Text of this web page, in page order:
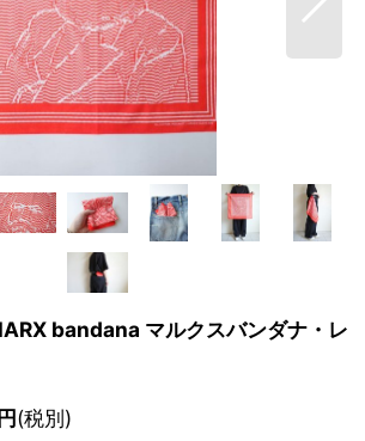
bandana マルクスバンダナ・レ
円(税別)